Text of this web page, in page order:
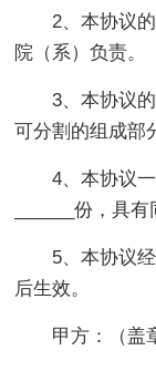
2、本协议
院（系）负责。
3、本协议
可分割的组成部
4、本协议
______份，具
5、本协议
后生效。
甲方：（盖